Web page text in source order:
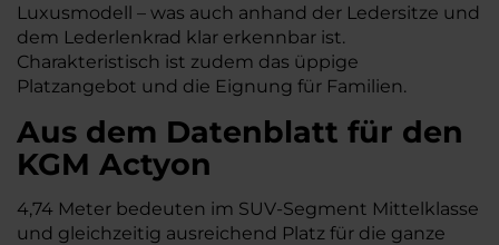
Luxusmodell – was auch anhand der Ledersitze und
dem Lederlenkrad klar erkennbar ist.
Charakteristisch ist zudem das üppige
Platzangebot und die Eignung für Familien.
Aus dem Datenblatt für den
KGM Actyon
4,74 Meter bedeuten im SUV-Segment Mittelklasse
und gleichzeitig ausreichend Platz für die ganze